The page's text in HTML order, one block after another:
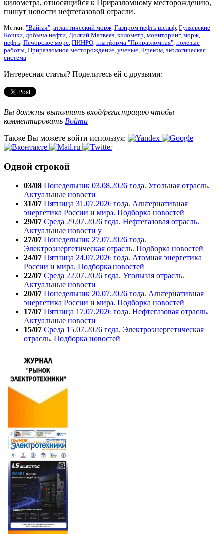
километра, относящийся к Приразломному месторождению,
пишут новости нефтегазовой отрасли.
Метки: "Вайгач", атлантический морж, Газпром нефть шельф, Гуляевские
Кошки, добыча нефти, Долгий Матвеев, километр, мониторинг, морж,
нефть, Печорское море, ПИНРО, платформа "Приразломная", полевые
работы, Приразломное месторождение, ученые, Фреком, экологическая
система
Интересная статья? Поделитесь ей с друзьями:
Вы должны выполнить вход/регистрацию чтобы
комментировать Войти
Также Вы можете войти используя:
Одной строкой
03/08 Понедельник 03.08.2026 года. Угольная отрасль.
Актуальные новости
31/07 Пятница 31.07.2026 года. Альтернативная
энергетика России и мира. Подборка новостей
29/07 Среда 29.07.2026 года. Нефтегазовая отрасль.
Актуальные новости у
27/07 Понедельник 27.07.2026 года.
Электроэнергетическая отрасль. Подборка новостей
24/07 Пятница 24.07.2026 года. Атомная энергетика
России и мира. Подборка новостей
22/07 Среда 22.07.2026 года. Угольная отрасль.
Актуальные новости
20/07 Понедельник 20.07.2026 года. Альтернативная
энергетика России и мира. Подборка новостей
17/07 Пятница 17.07.2026 года. Нефтегазовая отрасль.
Актуальные новости
15/07 Среда 15.07.2026 года. Электроэнергетическая
отрасль. Подборка новостей